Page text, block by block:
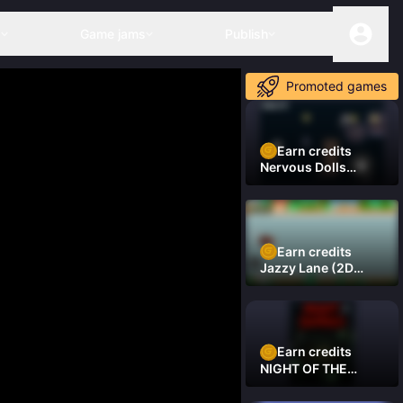
Promoted games
Earn credits
Nervous Dolls
(Platformer)
Earn credits
Jazzy Lane (2D
Laner Racer)
Earn credits
NIGHT OF THE
DAMNED